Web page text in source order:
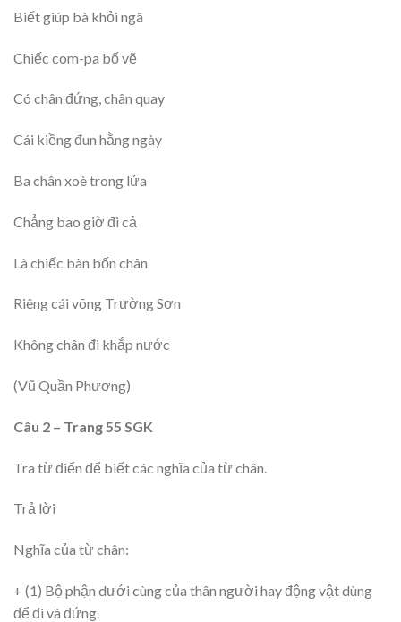
Biết giúp bà khỏi ngã
Chiếc com-pa bố vẽ
Có chân đứng, chân quay
Cái kiềng đun hằng ngày
Ba chân xoè trong lửa
Chẳng bao giờ đi cả
Là chiếc bàn bốn chân
Riêng cái võng Trường Sơn
Không chân đi khắp nước
(Vũ Quần Phương)
Câu 2 – Trang 55 SGK
Tra từ điển để biết các nghĩa của từ chân.
Trả lời
Nghĩa của từ chân:
+ (1) Bộ phận dưới cùng của thân người hay động vật dùng
để đi và đứng.